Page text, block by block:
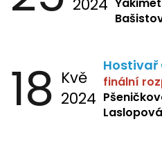
2024
18 Kvě
2024
Hostivař
finální